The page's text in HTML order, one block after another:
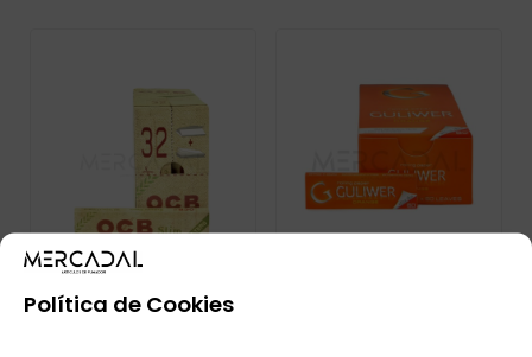
Política de Cookies